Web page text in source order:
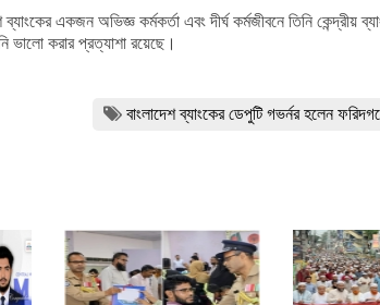
একজন অভিজ্ঞ কর্মকর্তা এবং দীর্ঘ কর্মজীবনে তিনি কেন্দ্রীয়
ভালো করার প্রত্যাশা রয়েছে।
বাংলাদেশ ব্যাংকের ডেপুটি গভর্নর হলেন